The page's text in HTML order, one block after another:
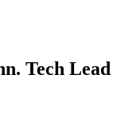
Tech Lead